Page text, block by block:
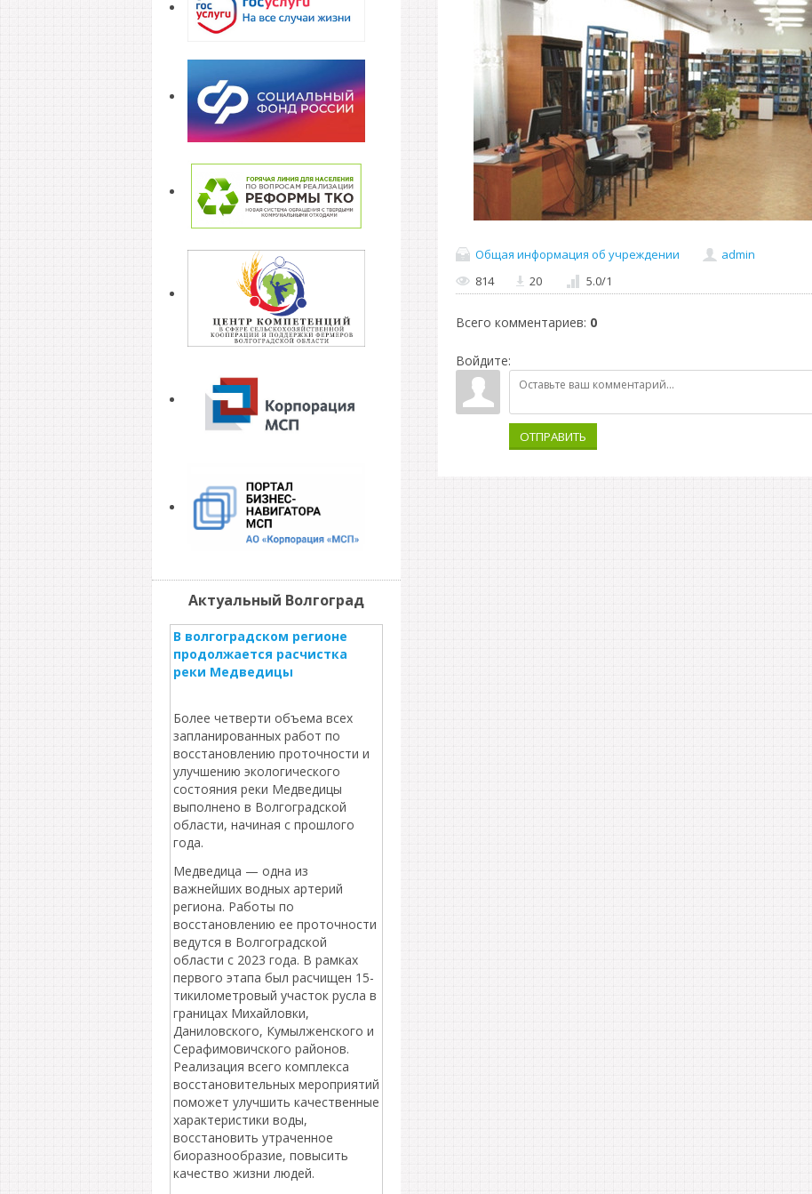
Общая информация об учреждении
admin
814
20 5.0/1
Всего комментариев: 0
Войдите:
ОТПРАВИТЬ
Актуальный Волгоград
В волгоградском регионе
продолжается расчистка
реки Медведицы
Более четверти объема всех
запланированных работ по
восстановлению проточности и
улучшению экологического
состояния реки Медведицы
выполнено в Волгоградской
области, начиная с прошлого
года.
Медведица — одна из
важнейших водных артерий
региона. Работы по
восстановлению ее проточности
ведутся в Волгоградской
области с 2023 года. В рамках
первого этапа был расчищен 15-
тикилометровый участок русла в
границах Михайловки,
Даниловского, Кумылженского и
Серафимовичского районов.
Реализация всего комплекса
восстановительных мероприятий
поможет улучшить качественные
характеристики воды,
восстановить утраченное
биоразнообразие, повысить
качество жизни людей.